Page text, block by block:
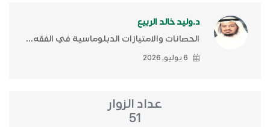
د.وليد خالد الربيع
الحصانات والامتيازات الدبلوماسية في الفقه...
6 يوليو, 2026
عداد الزوار
51